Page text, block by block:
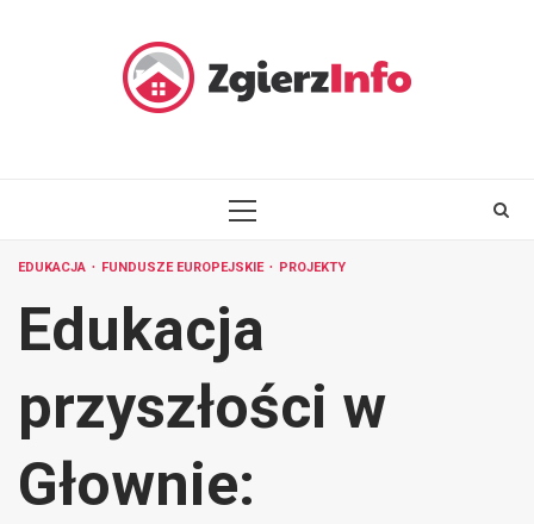
PRIMARY
EDUKACJA FUNDUSZE EUROPEJSKIE PROJEKTY
Edukacja
przyszłości w
Głownie: